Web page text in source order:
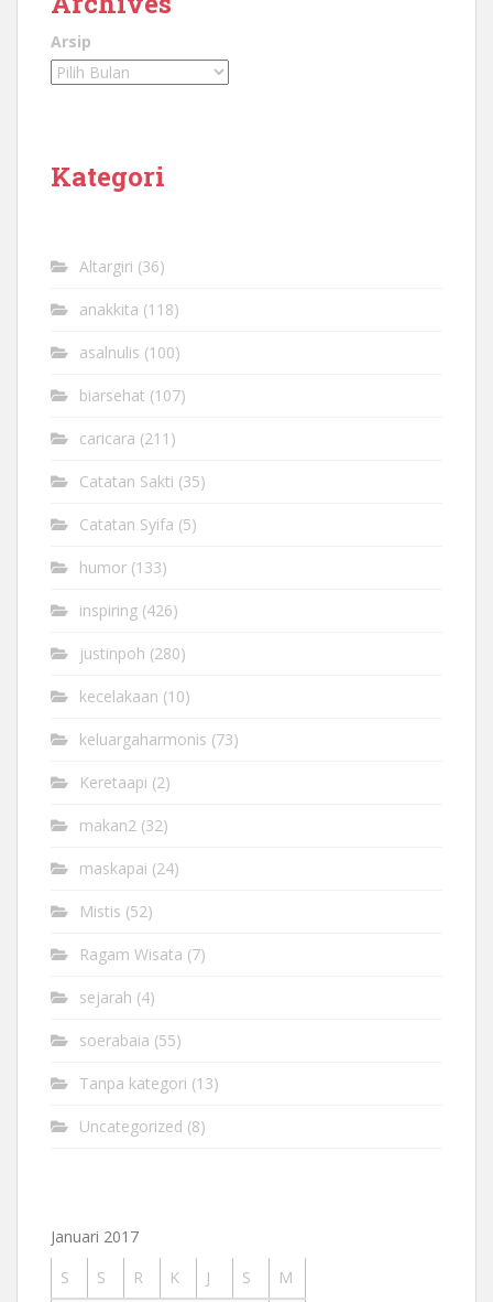
Arsip
Kategori
Altargiri (36)
anakkita (118)
asalnulis (100)
biarsehat (107)
caricara (211)
Catatan Sakti (35)
Catatan Syifa (5)
humor (133)
inspiring (426)
justinpoh (280)
kecelakaan (10)
keluargaharmonis (73)
Keretaapi (2)
makan2 (32)
maskapai (24)
Mistis (52)
Ragam Wisata (7)
sejarah (4)
soerabaia (55)
Tanpa kategori (13)
Uncategorized (8)
Januari 2017
S
S R K J S
M